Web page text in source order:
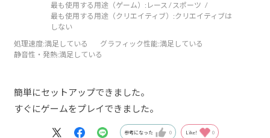
最も使用する用途（ゲーム）: レース / スポーツ
最も使用する用途（クリエイティブ）:クリエイティブは
しない
処理速度:満足している グラフィック性能:満足している
静音性・発熱:満足している
簡単にセットアップできました。
すぐにゲームをプレイできました。
参考になった 0 Like! 0